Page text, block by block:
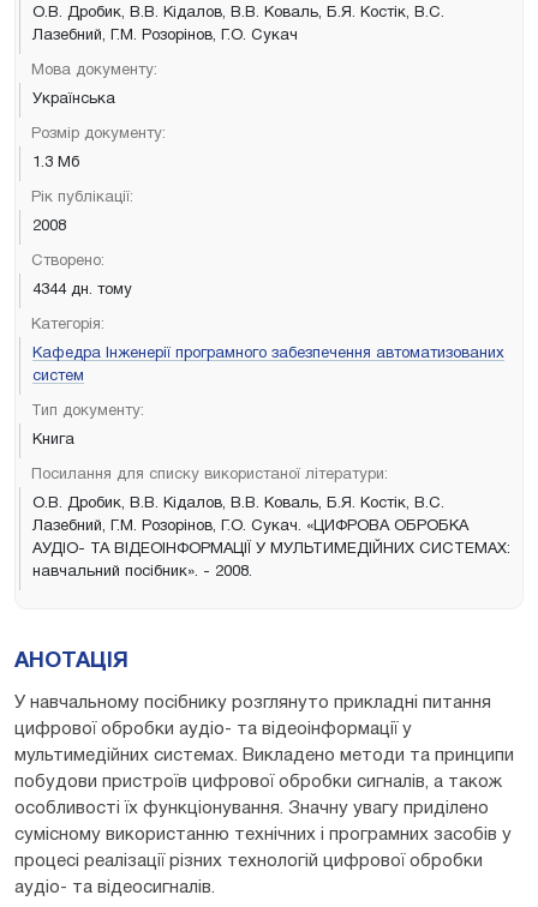
О.В. Дробик, В.В. Кідалов, В.В. Коваль, Б.Я. Костік, В.С.
Лазебний, Г.М. Розорінов, Г.О. Сукач
Мова документу:
Українська
Розмір документу:
1.3 Мб
Рік публікації:
2008
Створено:
4344 дн. тому
Категорія:
Кафедра Інженерії програмного забезпечення автоматизованих
систем
Тип документу:
Книга
Посилання для списку використаної літератури:
О.В. Дробик, В.В. Кідалов, В.В. Коваль, Б.Я. Костік, В.С.
Лазебний, Г.М. Розорінов, Г.О. Сукач. «ЦИФРОВА ОБРОБКА
АУДІО- ТА ВІДЕОІНФОРМАЦІЇ У МУЛЬТИМЕДІЙНИХ СИСТЕМАХ:
навчальний посібник». - 2008.
АНОТАЦІЯ
У навчальному посібнику розглянуто прикладні питання
цифрової обробки аудіо- та відеоінформації у
мультимедійних системах. Викладено методи та принципи
побудови пристроїв цифрової обробки сигналів, а також
особливості їх функціонування. Значну увагу приділено
сумісному використанню технічних і програмних засобів у
процесі реалізації різних технологій цифрової обробки
аудіо- та відеосигналів.